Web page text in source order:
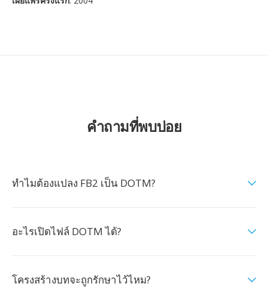
คำถามที่พบบ่อย
ทำไมต้องแปลง FB2 เป็น DOTM?
อะไรเปิดไฟล์ DOTM ได้?
โครงสร้างบทจะถูกรักษาไว้ไหม?